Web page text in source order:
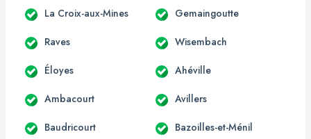
La Croix-aux-Mines Gemaingoutte
Raves Wisembach
Éloyes Ahéville
Ambacourt Avillers
Baudricourt Bazoilles-et-Ménil